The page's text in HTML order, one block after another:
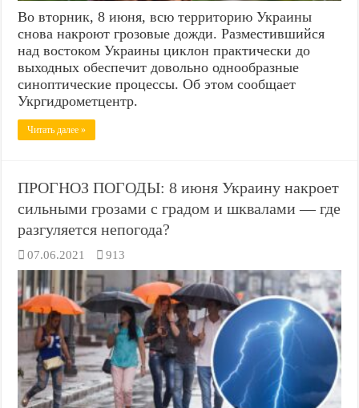
Во вторник, 8 июня, всю территорию Украины
снова накроют грозовые дожди. Разместившийся
над востоком Украины циклон практически до
выходных обеспечит довольно однообразные
синоптические процессы. Об этом сообщает
Укргидрометцентр.
Читать далее »
ПРОГНОЗ ПОГОДЫ: 8 июня Украину накроет
сильными грозами с градом и шквалами — где
разгуляется непогода?
07.06.2021 913